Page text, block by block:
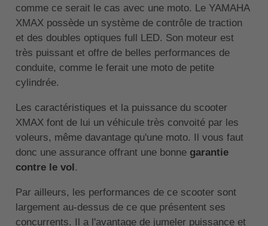
comme ce serait le cas avec une moto. Le YAMAHA
XMAX possède un système de contrôle de traction
et des doubles optiques full LED. Son moteur est
très puissant et offre de belles performances de
conduite, comme le ferait une moto de petite
cylindrée.
Les caractéristiques et la puissance du scooter
XMAX font de lui un véhicule très convoité par les
voleurs, même davantage qu'une moto. Il vous faut
donc une assurance offrant une bonne garantie
contre le vol .
Par ailleurs, les performances de ce scooter sont
largement au-dessus de ce que présentent ses
concurrents. Il a l'avantage de jumeler puissance et